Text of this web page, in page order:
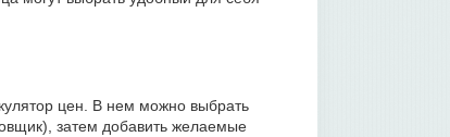
цен. В нем можно выбрать
затем добавить желаемые